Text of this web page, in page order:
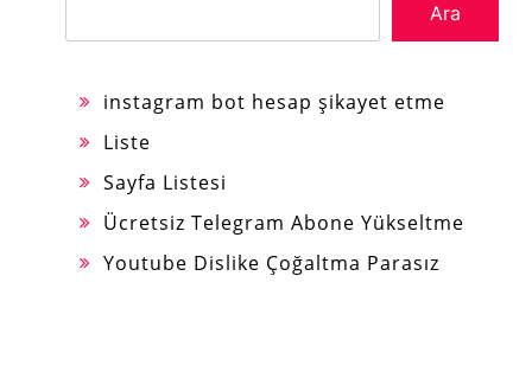
Ara
instagram bot hesap şikayet etme
Liste
Sayfa Listesi
Ücretsiz Telegram Abone Yükseltme
Youtube Dislike Çoğaltma Parasız